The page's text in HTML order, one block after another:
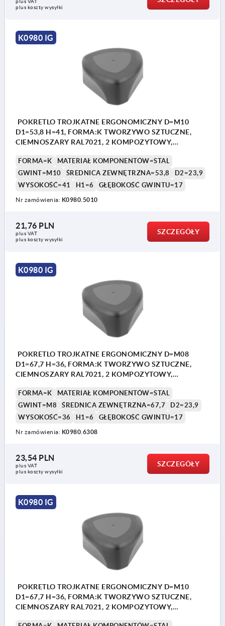
plus VAT
plus koszty wysyłki
K0980 IG
POKRETLO TROJKATNE ERGONOMICZNY D=M10
D1=53,8 H=41, FORMA:K TWORZYWO SZTUCZNE,
CIEMNOSZARY RAL7021, 2 KOMPOZYTOWY,
FORMA=K
MATERIAŁ KOMPONENTÓW=STAL
GWINT=M10
ŚREDNICA ZEWNĘTRZNA=53,8
D2=23,9
WYSOKOŚĆ=41
H1=6 GŁĘBOKOŚĆ GWINTU=17
Nr zamówienia: K0980.5010
21,76 PLN
plus VAT
plus koszty wysyłki
SZCZEGÓŁY
K0980 IG
POKRETLO TROJKATNE ERGONOMICZNY D=M08
D1=67,7 H=36, FORMA:K TWORZYWO SZTUCZNE,
CIEMNOSZARY RAL7021, 2 KOMPOZYTOWY,
FORMA=K
MATERIAŁ KOMPONENTÓW=STAL
GWINT=M8
ŚREDNICA ZEWNĘTRZNA=67,7
D2=23,9
WYSOKOŚĆ=36
H1=6 GŁĘBOKOŚĆ GWINTU=17
Nr zamówienia: K0980.6308
23,54 PLN
plus VAT
plus koszty wysyłki
SZCZEGÓŁY
K0980 IG
POKRETLO TROJKATNE ERGONOMICZNY D=M10
D1=67,7 H=36, FORMA:K TWORZYWO SZTUCZNE,
CIEMNOSZARY RAL7021, 2 KOMPOZYTOWY,